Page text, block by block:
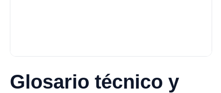
Glosario técnico y